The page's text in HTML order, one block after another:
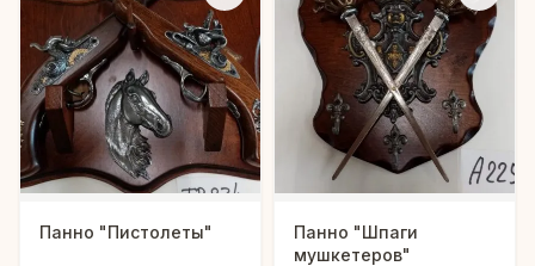
Панно "Пистолеты"
Панно "Шпаги
мушкетеров"